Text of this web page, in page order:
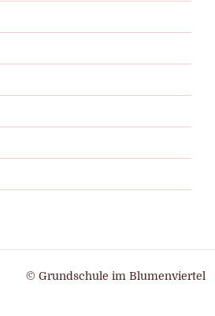
© Grundschule im Blumenviertel